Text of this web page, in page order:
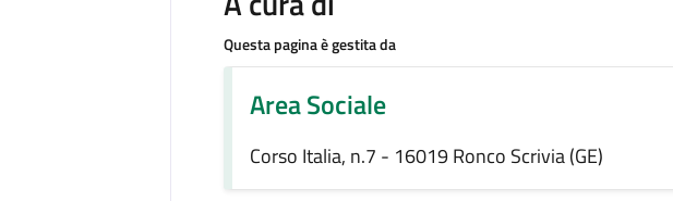
Questa pagina è gestita da
Area Sociale
Corso Italia, n.7 - 16019 Ronco Scrivia (GE)